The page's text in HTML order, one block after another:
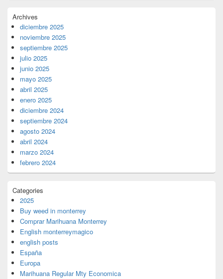
Archives
diciembre 2025
noviembre 2025
septiembre 2025
julio 2025
junio 2025
mayo 2025
abril 2025
enero 2025
diciembre 2024
septiembre 2024
agosto 2024
abril 2024
marzo 2024
febrero 2024
Categories
2025
Buy weed in monterrey
Comprar Marihuana Monterrey
English monterreymagico
english posts
España
Europa
Marihuana Regular Mty Economica